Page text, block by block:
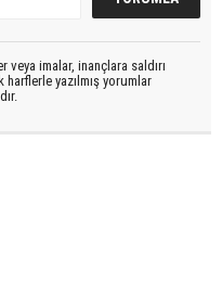
imalar, inançlara saldırı
harflerle yazılmış yorumlar